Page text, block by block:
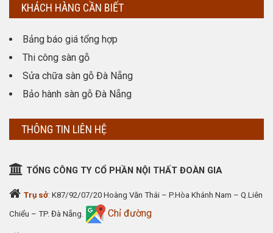
KHÁCH HÀNG CẦN BIẾT
Bảng báo giá tổng hợp
Thi công sàn gỗ
Sửa chữa sàn gỗ Đà Nẵng
Bảo hành sàn gỗ Đà Nẵng
THÔNG TIN LIÊN HỆ
TỔNG CÔNG TY CỔ PHẦN NỘI THẤT ĐOÀN GIA
Trụ sở: K87/92/07/20 Hoàng Văn Thái – P.Hòa Khánh Nam – Q.Liên
Chiểu – TP. Đà Nẵng. Chỉ đường